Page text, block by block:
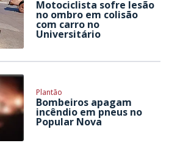
Motociclista sofre lesão
no ombro em colisão
com carro no
Universitário
Plantão
Bombeiros apagam
incêndio em pneus no
Popular Nova